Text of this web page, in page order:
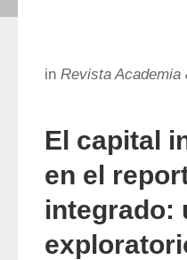
in Revista Academia
El capital
en el
integrado: